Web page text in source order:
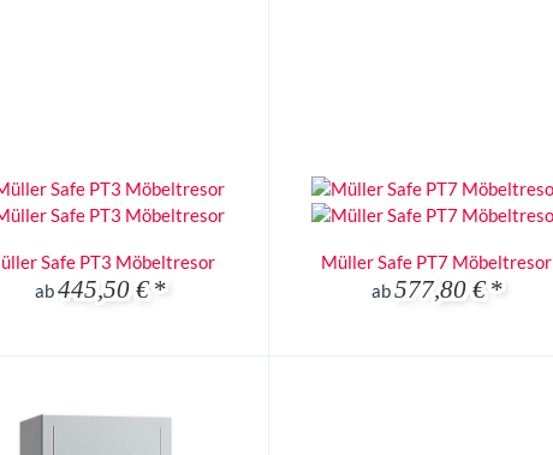
Safe PT3 Möbeltresor
ab445,50 € *
Müller Safe PT7 Möbeltresor
ab577,80 € *